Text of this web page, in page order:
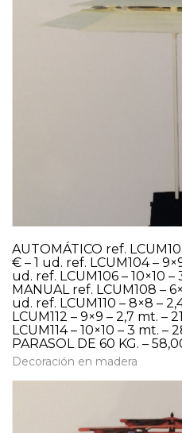
AUTOMÁTICO ref.
€ – 1 ud. ref. LCUM104 –
ud. ref. LCUM106 – 10×10
MANUAL ref. LCUM108 –
ud. ref. LCUM110 – 8×8 –
LCUM112 – 9×9 – 2,7 mt. –
LCUM114 – 10×10 – 3 mt. –
PARASOL DE 60 KG. –
Decoración en madera